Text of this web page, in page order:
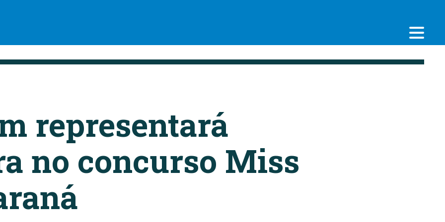
representará
no concurso Miss